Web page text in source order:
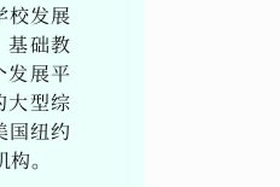
校发展
基础教
发展平
大型综
国纽约
。